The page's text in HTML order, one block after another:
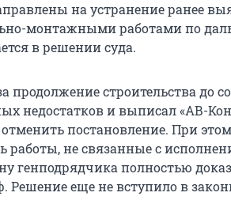
на устранение ранее
монтажными работами по
в решении суда.
продолжение строительства до
недостатков и выписал «АВ-
постановление. При
работы, не связанные с
генподрядчика полностью
Решение еще не вступило в